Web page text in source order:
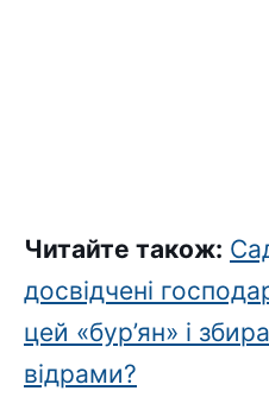
Читайте також:
досвідчені
цей «бур’ян» і
відрами?